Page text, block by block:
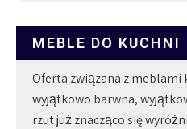
MEBLE DO KUCHNI
Oferta związana z meblami
wyjątkowo barwna,
rzut już znacząco się